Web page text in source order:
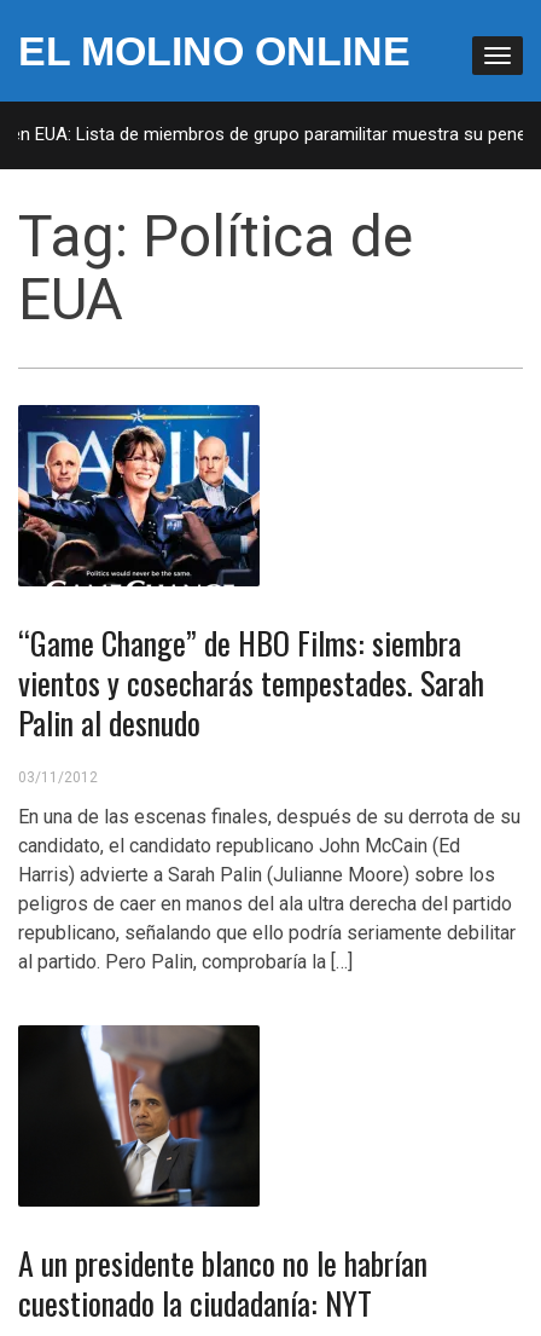
EL MOLINO ONLINE
EUA: Lista de miembros de grupo paramilitar muestra su
Tag: Política de
EUA
“Game Change” de HBO Films: siembra
vientos y cosecharás tempestades. Sarah
Palin al desnudo
03/11/2012
En una de las escenas finales, después de su derrota de su
candidato, el candidato republicano John McCain (Ed
Harris) advierte a Sarah Palin (Julianne Moore) sobre los
peligros de caer en manos del ala ultra derecha del partido
republicano, señalando que ello podría seriamente debilitar
al partido. Pero Palin, comprobaría la […]
A un presidente blanco no le habrían
cuestionado la ciudadanía: NYT